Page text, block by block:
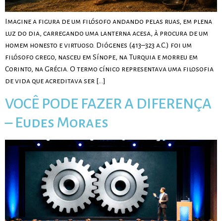
Imagine a figura de um filósofo andando pelas ruas, em plena
luz do dia, carregando uma lanterna acesa, à procura de um
homem honesto e virtuoso. Diógenes (413–323 a.C.) foi um
filósofo grego, nasceu em Sínope, na Turquia e morreu em
Corinto, na Grécia. O termo cínico representava uma filosofia
de vida que acreditava ser […]
VOCÊ PODE FAZER A DIFERENÇA
– Eudes Moraes